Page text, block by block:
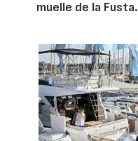
muelle de la Fusta.